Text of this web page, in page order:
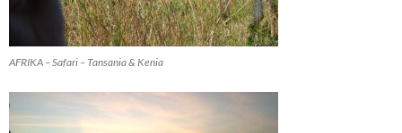
AFRIKA – Safari – Tansania & Kenia